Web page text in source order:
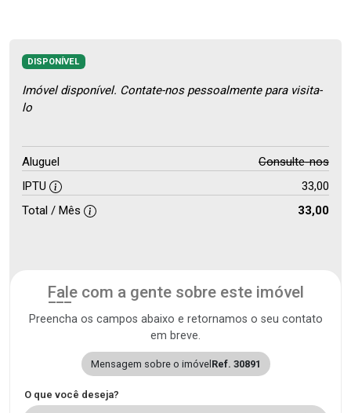
DISPONÍVEL
Imóvel disponível. Contate-nos pessoalmente para visita-
lo
Aluguel
Consulte-nos
IPTU
33,00
Total / Mês
33,00
Fale com a gente sobre este imóvel
Preencha os campos abaixo e retornamos o seu contato
em breve.
Mensagem sobre o imóvel Ref. 30891
O que você deseja?